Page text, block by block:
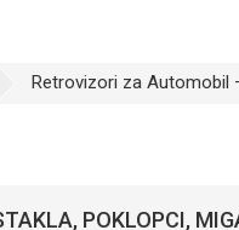
Retrovizori za Automobil
POKLOPCI,